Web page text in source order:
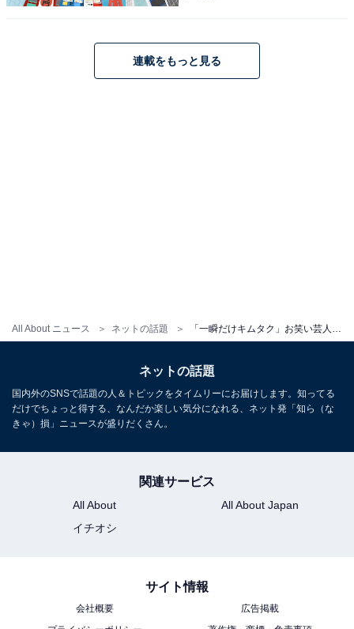
All About ニュース ネットの話題
連載をもっと見る
ネットの話題
国内外のSNSで話題の人＆トピックをタイムリーにお届けします。知ってる
だけでちょっと得する、なんだか楽しい気分になれる、ネット発「知ら（な
きゃ）損」ニュースが盛りだくさん。
関連サービス
All About
All About Japan
イチオシ
サイト情報
会社概要
広告掲載